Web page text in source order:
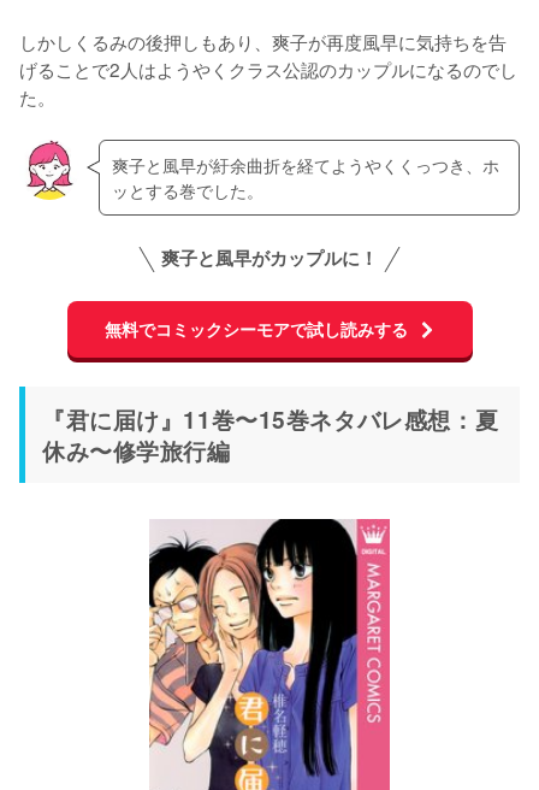
しかしくるみの後押しもあり、爽子が再度風早に気持ちを告
げることで2人はようやくクラス公認のカップルになるのでし
た。
爽子と風早が紆余曲折を経てようやくくっつき、ホ
ッとする巻でした。
爽子と風早がカップルに！
無料でコミックシーモアで試し読みする
『君に届け』11巻〜15巻ネタバレ感想：夏
休み〜修学旅行編